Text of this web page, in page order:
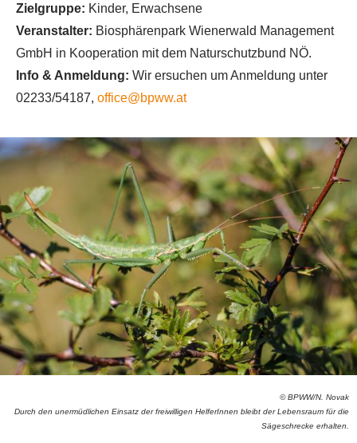
Zielgruppe: Kinder, Erwachsene
Veranstalter: Biosphärenpark Wienerwald Management
GmbH in Kooperation mit dem Naturschutzbund NÖ.
Info & Anmeldung: Wir ersuchen um Anmeldung unter
02233/54187, office@bpww.at
© BPWW/N. Novak
Durch den unermüdlichen Einsatz der freiwilligen HelferInnen bleibt der Lebensraum für die
Sägeschrecke erhalten.